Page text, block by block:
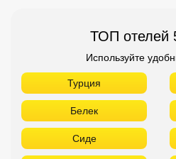
ТОП отелей
Используйте
Турция
Белек
Сиде